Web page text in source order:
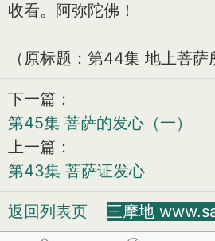
收看。阿弥陀佛！
（原标题：第44集 地上菩萨
下一篇：
第45集 菩萨的发心（一）
上一篇：
第43集 菩萨证发心
返回列表页 三摩地